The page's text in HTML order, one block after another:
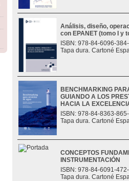
Análisis, diseño,
con EPANET (tomo I y
ISBN: 978-84-6096-
Tapa dura. Cartoné
BENCHMARKING
GUIANDO A LOS
HACIA LA
ISBN: 978-84-8363-
Tapa dura. Cartoné
CONCEPTOS
INSTRUMENTACIÓN
ISBN: 978-84-6091-
Tapa dura. Cartoné